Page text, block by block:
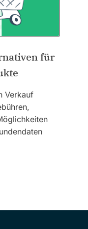
für
Verkauf